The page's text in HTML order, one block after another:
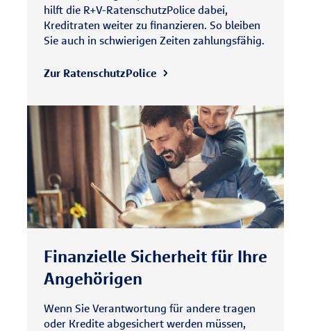
hilft die R+V-RatenschutzPolice dabei,
Kreditraten weiter zu finanzieren. So bleiben
Sie auch in schwierigen Zeiten zahlungsfähig.
Zur RatenschutzPolice
Finanzielle Sicherheit für Ihre
Angehörigen
Wenn Sie Verantwortung für andere tragen
oder Kredite abgesichert werden müssen,